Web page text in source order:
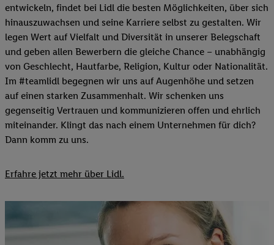
entwickeln, findet bei Lidl die besten Möglichkeiten, über sich
hinauszuwachsen und seine Karriere selbst zu gestalten. Wir
legen Wert auf Vielfalt und Diversität in unserer Belegschaft
und geben allen Bewerbern die gleiche Chance – unabhängig
von Geschlecht, Hautfarbe, Religion, Kultur oder Nationalität.
Im #teamlidl begegnen wir uns auf Augenhöhe und setzen
auf einen starken Zusammenhalt. Wir schenken uns
gegenseitig Vertrauen und kommunizieren offen und ehrlich
miteinander. Klingt das nach einem Unternehmen für dich?
Dann komm zu uns.​
Erfahre jetzt mehr über Lidl.